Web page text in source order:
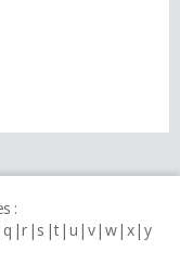
:
q r s t u v w x y